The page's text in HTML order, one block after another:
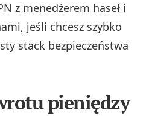
z menedżerem haseł i
jeśli chcesz szybko
stack bezpieczeństwa
pieniędzy